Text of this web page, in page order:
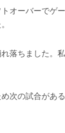
オーバーでゲ
落ちました。
次の試合があ